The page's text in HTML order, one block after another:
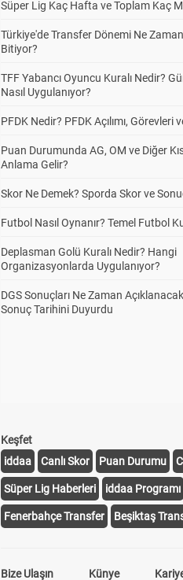
Süper Lig Kaç Hafta ve Toplam Kaç
Türkiye'de Transfer Dönemi Ne
Bitiyor?
TFF Yabancı Oyuncu Kuralı Nedir?
Nasıl Uygulanıyor?
PFDK Nedir? PFDK Açılımı, Görevleri
Puan Durumunda AG, OM ve Diğer
Anlama Gelir?
Skor Ne Demek? Sporda Skor ve
Futbol Nasıl Oynanır? Temel Futbol
Deplasman Golü Kuralı Nedir? Hangi
Organizasyonlarda Uygulanıyor?
DGS Sonuçları Ne Zaman
Sonuç Tarihini Duyurdu
Keşfet
iddaa
Canlı Skor Puan Durumu
Süper Lig Haberleri iddaa Programı
Fenerbahçe Transfer Beşiktaş
Bize Ulaşın Künye